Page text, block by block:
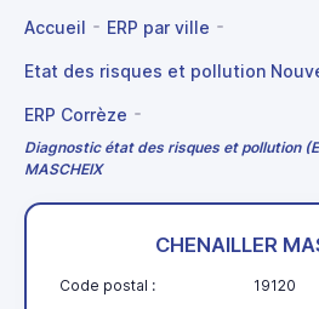
Accueil ERP par ville
Etat des risques et pollution
ERP Corrèze
Diagnostic état des risques et pollution
MASCHEIX
CHENAILLER
Code postal : 19120